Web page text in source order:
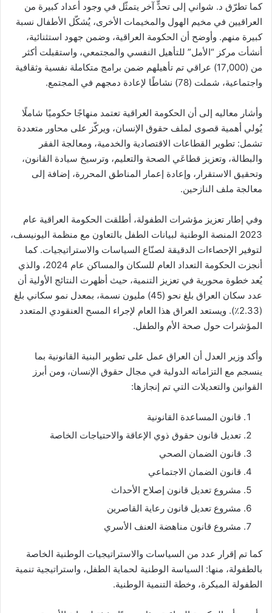
كما تطرّق د. شواني إلى تحدٍّ آخر يتمثّل في وجود أعداد كبيرة من
العراقيين في مخيم الهول والمخيمات الأخرى، يُشكّل الأطفال نسبة
كبيرة منهم. وأوضح أن الحكومة العراقية، وضمن جهود استثنائية،
أنشأت مركز “الأمل” للتأهيل النفسي والمجتمعي، واستقبلت أكثر
من (17,000) عراقي تم تأهيلهم ضمن برامج متكاملة نفسية وثقافية
واجتماعية، شملت (78) نشاطًا لإعادة دمجهم في المجتمع.
وأشار معاليه إلى أن الحكومة العراقية تعتمد منهاجًا حكوميًا شاملًا
يُولي أهمية قصوى لملف حقوق الإنسان، ويركّز على محاور متعددة
تشمل: تطوير القطاعات الاقتصادية والخدمية، ومعالجة الفقر
والبطالة، وتعزيز قطاعَي الصحة والتعليم، وترسيخ سيادة القانون،
وتحقيق الاستقرار، وإعادة إعمار المناطق المحررة، إضافة إلى
معالجة ملف النازحين.
وفي إطار تعزيز مؤشرات الطفولة، أطلقت الحكومة العراقية عام
2023 المنصة الوطنية لبيانات الطفل بالتعاون مع منظمة اليونيسف،
لتوفير الإحصاءات الدقيقة لصنّاع السياسات والاستراتيجيات. كما
أنجزت الحكومة التعداد العام للسكان والمساكن عام 2024، والذي
يُعد خطوة محورية في تعزيز التنمية، حيث أظهرت النتائج الأولية أن
عدد سكان العراق بلغ نحو (45) مليون نسمة، بمعدل نمو سكاني بلغ
(2.33٪). ويستعد العراق هذا العام لإجراء المسح العنقودي المتعدد
المؤشرات حول صحة الأم والطفل.
وأكد وزير العدل أن العراق عمل على تطوير البنية القانونية بما
ينسجم مع التزاماته الدولية في مجال حقوق الإنسان، ومن أبرز
القوانين والتعديلات التي تم إنجازها:
قانون المساعدة القانونية
تعديل قانون حقوق ذوي الإعاقة والاحتياجات الخاصة
قانون الضمان الصحي
قانون الضمان الاجتماعي
مشروع تعديل قانون إصلاح الأحداث
مشروع تعديل قانون رعاية القاصرين
مشروع قانون مناهضة العنف الأسري
كما تم إقرار عدد من السياسات والاستراتيجيات الوطنية الخاصة
بالطفولة، منها: السياسة الوطنية لحماية الطفل، واستراتيجية تنمية
الطفولة المبكرة، وخطة التنمية الوطنية.